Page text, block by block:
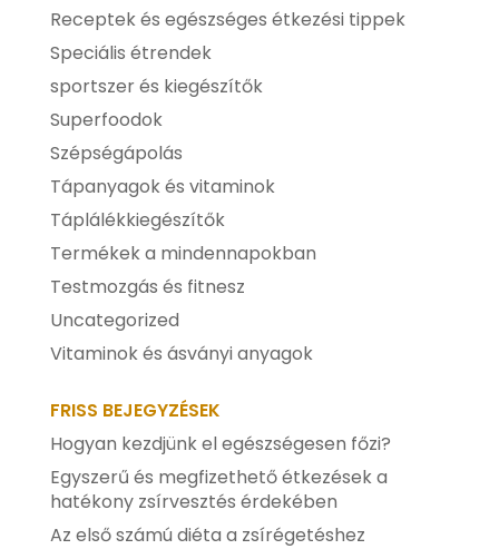
Receptek és egészséges étkezési tippek
Speciális étrendek
sportszer és kiegészítők
Superfoodok
Szépségápolás
Tápanyagok és vitaminok
Táplálékkiegészítők
Termékek a mindennapokban
Testmozgás és fitnesz
Uncategorized
Vitaminok és ásványi anyagok
FRISS BEJEGYZÉSEK
Hogyan kezdjünk el egészségesen főzi?
Egyszerű és megfizethető étkezések a
hatékony zsírvesztés érdekében
Az első számú diéta a zsírégetéshez